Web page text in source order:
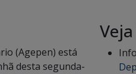
(Agepen) está
desta segunda-